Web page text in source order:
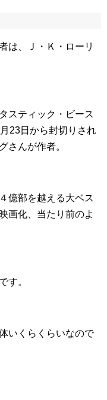
は、Ｊ・Ｋ・ローリ
スティック・ビース
23日から封切りされ
さんが作者。
億部を越える大ベス
画化、当たり前のよ
す。
いくらくらいなので